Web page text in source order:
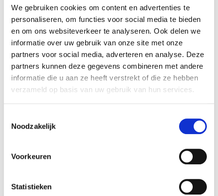
We gebruiken cookies om content en advertenties te
personaliseren, om functies voor social media te bieden
en om ons websiteverkeer te analyseren. Ook delen we
informatie over uw gebruik van onze site met onze
partners voor social media, adverteren en analyse. Deze
partners kunnen deze gegevens combineren met andere
informatie die u aan ze heeft verstrekt of die ze hebben
verzameld op basis van uw gebruik van hun services.
Noodzakelijk
Voorkeuren
Statistieken
Fusies & Overnames heeft Burst geadviseerd in
het realiseren van deze transactie.
Burst B.V.
Burst is een sterk groeiend digitaal
marketingbureau met vestigingen in Amsterdam
en Rotterdam. Burst bedient zowel de nationale
als internationale markt en werkt dagelijks samen
Chups, Hero en het Rijksmuseum, aan hun online
succes. Burst is al twee jaar op rij (2016 en 2017)
bureau in Nederland binnen de Emerce Top 100.